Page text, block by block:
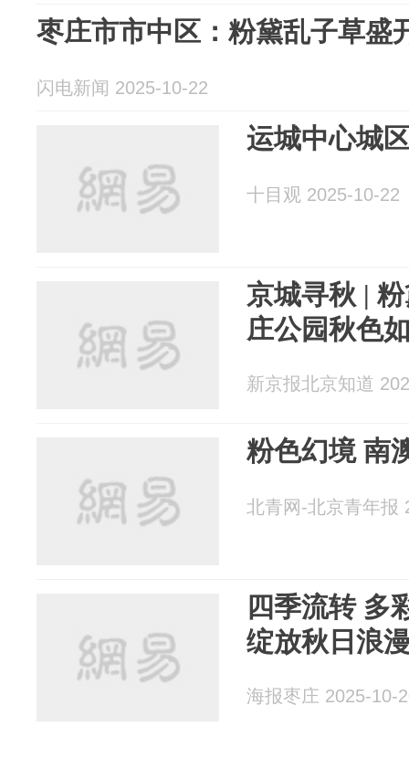
枣庄市市中区：粉黛乱子草盛
闪电新闻 2025-10-22
运城中心城
十目观 2025-10-22
京城寻秋 |
庄公园秋色
新京报北京知道
粉色幻境 南
北青网-北京青年报
四季流转 多
绽放秋日浪
海报枣庄 2025-10-